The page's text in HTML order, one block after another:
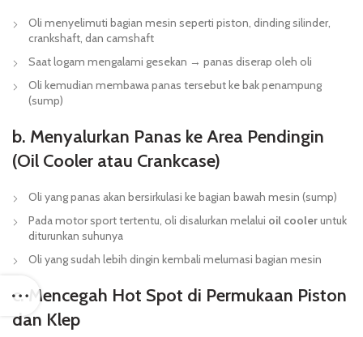
Oli menyelimuti bagian mesin seperti piston, dinding silinder,
crankshaft, dan camshaft
Saat logam mengalami gesekan → panas diserap oleh oli
Oli kemudian membawa panas tersebut ke bak penampung
(sump)
b. Menyalurkan Panas ke Area Pendingin
(Oil Cooler atau Crankcase)
Oli yang panas akan bersirkulasi ke bagian bawah mesin (sump)
Pada motor sport tertentu, oli disalurkan melalui oil cooleruntuk
diturunkan suhunya
Oli yang sudah lebih dingin kembali melumasi bagian mesin
c. Mencegah Hot Spot di Permukaan Piston
dan Klep